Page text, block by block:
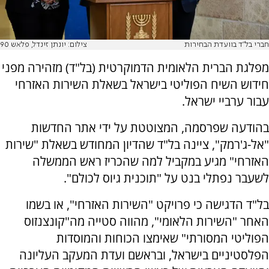
חברי בל"ד בוועדת הבחירות צילום: יונתן זינדל, פלאש 90
מפלגת הברית הלאומית הדמוקרטית (בל"ד) מזהירה מפני
חידוש השיח הפוליטי בישראל בשאלת השירות האזרחי
עבור ערביי ישראל.
בהודעה שפרסמה, המצוטטת על ידי אתר החדשות
"אל-ג'רמק", ציינה בל"ד שהדיון המחודש בשאלת "שירות
האזרחי" מגיע במקביל למה שהכריז ראש הממשלה
לשעבר נפתלי בנט על "תוכנית גיוס לכולם".
בל"ד הדגישה כי פרויקט "השירות האזרחי", או בשמו
האחר "השירות הלאומי", מהווה סטייה מה"קונצנזוס
הפוליטי המסורתי" שאימצו הכוחות והמוסדות
הפלסטיניים בישראל, ובראשם ועדת המעקב העליונה